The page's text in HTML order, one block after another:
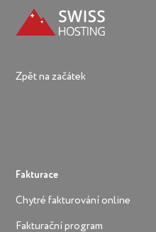
Zpět na začátek
Fakturace
Chytré fakturování online
Fakturační program